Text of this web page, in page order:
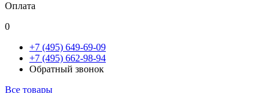
Оплата
0
+7 (495) 649-69-09
+7 (495) 662-98-94
Обратный звонок
Все товары